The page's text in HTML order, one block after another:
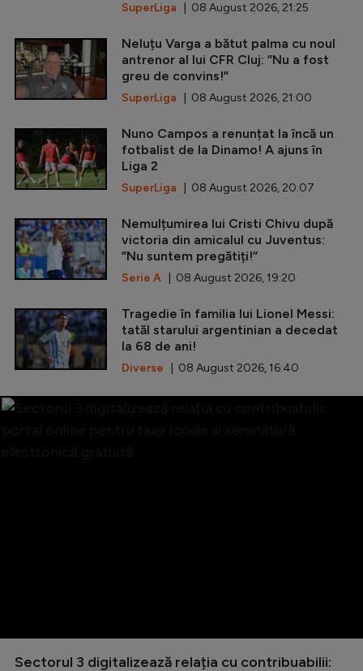
SuperLiga | 08 August 2026, 21:25
Neluțu Varga a bătut palma cu noul
antrenor al lui CFR Cluj: ”Nu a fost
greu de convins!”
SuperLiga | 08 August 2026, 21:00
Nuno Campos a renunțat la încă un
fotbalist de la Dinamo! A ajuns în
Liga 2
SuperLiga | 08 August 2026, 20:07
Nemulțumirea lui Cristi Chivu după
victoria din amicalul cu Juventus:
”Nu suntem pregătiți!”
Serie A | 08 August 2026, 19:20
Tragedie în familia lui Lionel Messi:
tatăl starului argentinian a decedat
la 68 de ani!
Diverse | 08 August 2026, 16:40
Sectorul 3 digitalizează relația cu contribuabilii: